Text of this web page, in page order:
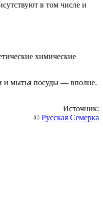
в том числе и
химические
и мытья посуды — вполне.
Источник:
© Русская Семерка